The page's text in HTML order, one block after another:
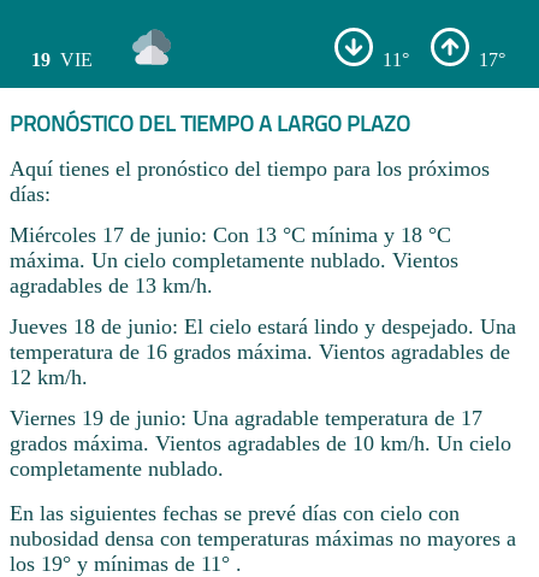
19 VIE 11° 17°
PRONÓSTICO DEL TIEMPO A LARGO PLAZO
Aquí tienes el pronóstico del tiempo para los próximos
días:
Miércoles 17 de junio: Con 13 °C mínima y 18 °C
máxima. Un cielo completamente nublado. Vientos
agradables de 13 km/h.
Jueves 18 de junio: El cielo estará lindo y despejado. Una
temperatura de 16 grados máxima. Vientos agradables de
12 km/h.
Viernes 19 de junio: Una agradable temperatura de 17
grados máxima. Vientos agradables de 10 km/h. Un cielo
completamente nublado.
En las siguientes fechas se prevé días con cielo con
nubosidad densa con temperaturas máximas no mayores a
los 19° y mínimas de 11° .